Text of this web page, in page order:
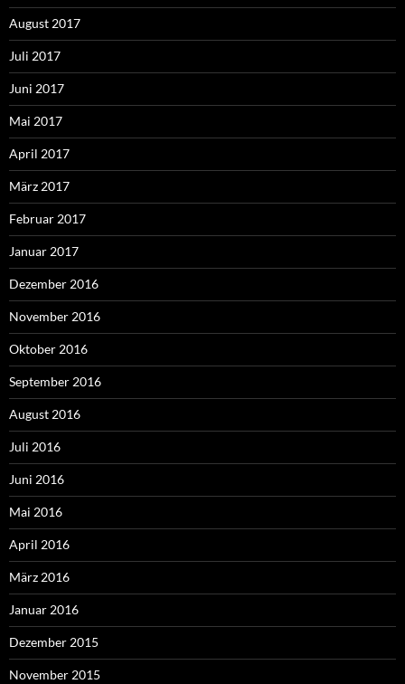
August 2017
Juli 2017
Juni 2017
Mai 2017
April 2017
März 2017
Februar 2017
Januar 2017
Dezember 2016
November 2016
Oktober 2016
September 2016
August 2016
Juli 2016
Juni 2016
Mai 2016
April 2016
März 2016
Januar 2016
Dezember 2015
November 2015